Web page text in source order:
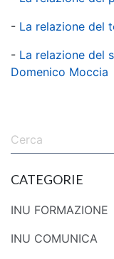
- La relazione del
- La relazione del
Domenico Moccia
CATEGORIE
INU FORMAZIONE
INU COMUNICA